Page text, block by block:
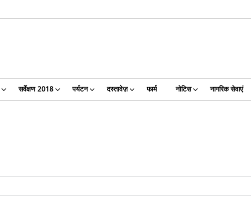
सर्वेक्षण 2018 पर्यटन दस्तावेज़ फार्म नोटिस नागरिक सेवाएं